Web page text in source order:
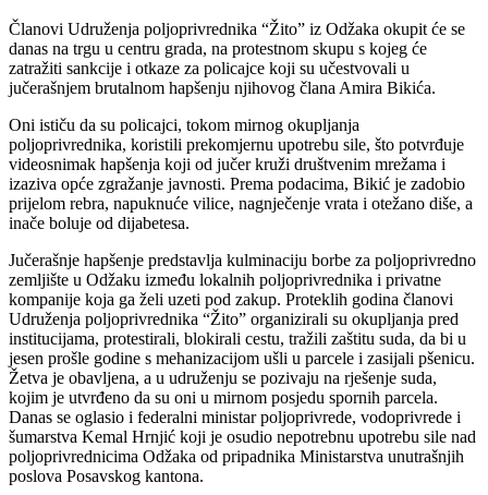
Članovi Udruženja poljoprivrednika “Žito” iz Odžaka okupit će se
danas na trgu u centru grada, na protestnom skupu s kojeg će
zatražiti sankcije i otkaze za policajce koji su učestvovali u
jučerašnjem brutalnom hapšenju njihovog člana Amira Bikića.
Oni ističu da su policajci, tokom mirnog okupljanja
poljoprivrednika, koristili prekomjernu upotrebu sile, što potvrđuje
videosnimak hapšenja koji od jučer kruži društvenim mrežama i
izaziva opće zgražanje javnosti. Prema podacima, Bikić je zadobio
prijelom rebra, napuknuće vilice, nagnječenje vrata i otežano diše, a
inače boluje od dijabetesa.
Jučerašnje hapšenje predstavlja kulminaciju borbe za poljoprivredno
zemljište u Odžaku između lokalnih poljoprivrednika i privatne
kompanije koja ga želi uzeti pod zakup. Proteklih godina članovi
Udruženja poljoprivrednika “Žito” organizirali su okupljanja pred
institucijama, protestirali, blokirali cestu, tražili zaštitu suda, da bi u
jesen prošle godine s mehanizacijom ušli u parcele i zasijali pšenicu.
Žetva je obavljena, a u udruženju se pozivaju na rješenje suda,
kojim je utvrđeno da su oni u mirnom posjedu spornih parcela.
Danas se oglasio i federalni ministar poljoprivrede, vodoprivrede i
šumarstva Kemal Hrnjić koji je osudio nepotrebnu upotrebu sile nad
poljoprivrednicima Odžaka od pripadnika Ministarstva unutrašnjih
poslova Posavskog kantona.